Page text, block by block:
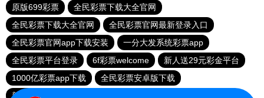
原版699彩票
全民彩票下载大全官网
全民彩票下载大全官网
全民彩票官网最新登录入口
全民彩票官网app下载安装
一分大发系统彩票app
全民彩票平台登录
6f彩票welcome
新人送29元彩金平台
1000亿彩票app下载
全民彩票安卓版下载
新人送29元彩金平台